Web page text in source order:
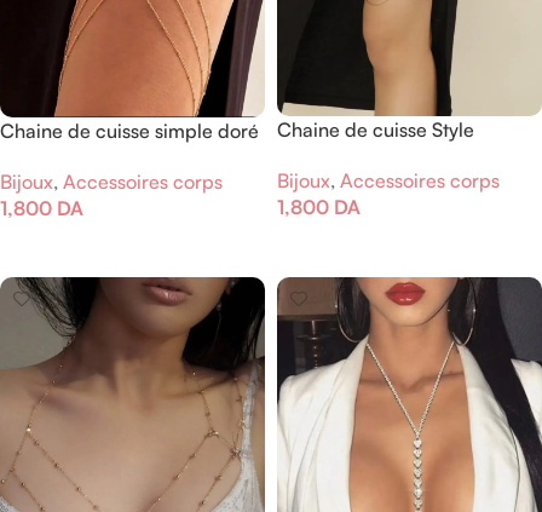
Chaine de cuisse simple doré
Bijoux, Accessoires corps
1,800 DA
Chaine de cuisse Style
Bijoux, Accessoires corps
1,800 DA